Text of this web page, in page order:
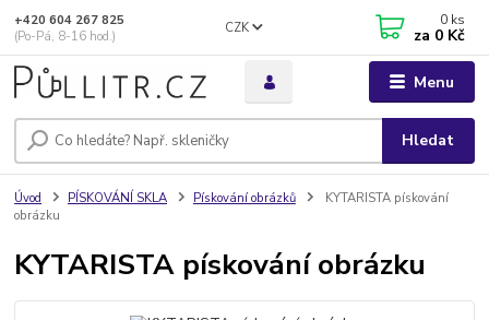
Menu
CZK
Hledat
+420 604 267 825
(Po-Pá, 8-16 hod.)
0 ks
za 0 Kč
Úvod PÍSKOVÁNÍ SKLA Pískování obrázků
KYTARISTA pískování
obrázku
KYTARISTA pískování obrázku